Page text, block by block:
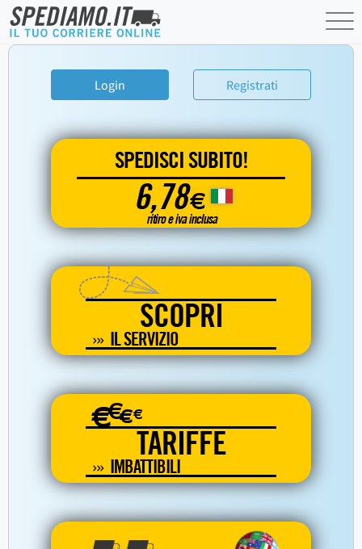
Login Registrati
SPEDISCI SUBITO!
6,78€
ritiro e iva inclusa
SCOPRI
IL SERVIZIO
€€€€
TARIFFE
IMBATTIBILI